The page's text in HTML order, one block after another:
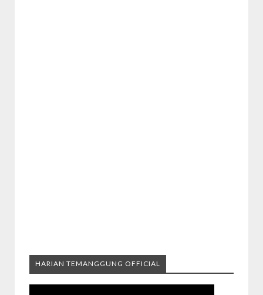
HARIAN TEMANGGUNG OFFICIAL